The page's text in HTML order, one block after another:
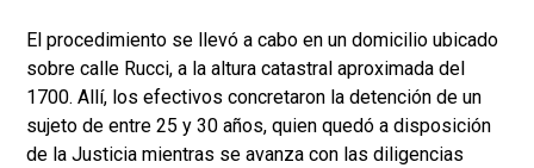
El procedimiento se llevó a cabo en un domicilio ubicado
sobre calle Rucci, a la altura catastral aproximada del
1700. Allí, los efectivos concretaron la detención de un
sujeto de entre 25 y 30 años, quien quedó a disposición
de la Justicia mientras se avanza con las diligencias